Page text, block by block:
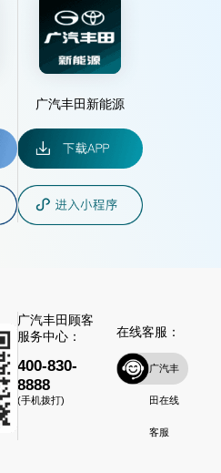
广汽丰田新能源
广汽丰田顾客
服务中心：
400-830-
8888
(手机拨打)
在线客服：
广汽丰
田在线
客服